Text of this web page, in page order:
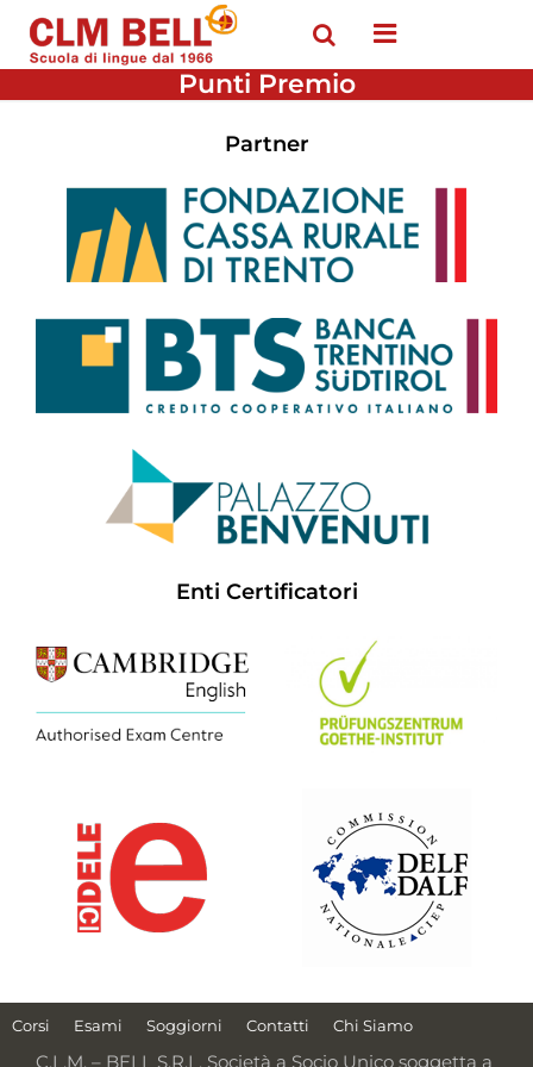
Open menu
Punti Premio
Partner
Enti Certificatori
Corsi Esami Soggiorni Contatti Chi Siamo
C.L.M. – BELL S.R.L. Società a Socio Unico soggetta a